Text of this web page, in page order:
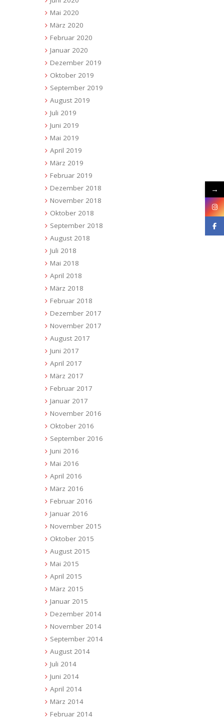
Mai 2020
März 2020
Februar 2020
Januar 2020
Dezember 2019
Oktober 2019
September 2019
August 2019
Juli 2019
Juni 2019
Mai 2019
April 2019
März 2019
Februar 2019
Dezember 2018
November 2018
Oktober 2018
September 2018
August 2018
Juli 2018
Mai 2018
April 2018
März 2018
Februar 2018
Dezember 2017
November 2017
August 2017
Juni 2017
April 2017
März 2017
Februar 2017
Januar 2017
November 2016
Oktober 2016
September 2016
Juni 2016
Mai 2016
April 2016
März 2016
Februar 2016
Januar 2016
November 2015
Oktober 2015
August 2015
Mai 2015
April 2015
März 2015
Januar 2015
Dezember 2014
November 2014
September 2014
August 2014
Juli 2014
Juni 2014
April 2014
März 2014
Februar 2014
→